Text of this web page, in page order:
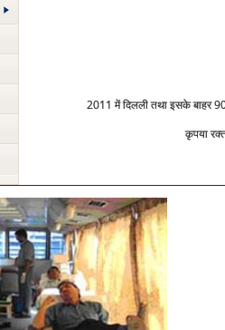
2011 में दिलली तथा इसके बाहर
कृपया